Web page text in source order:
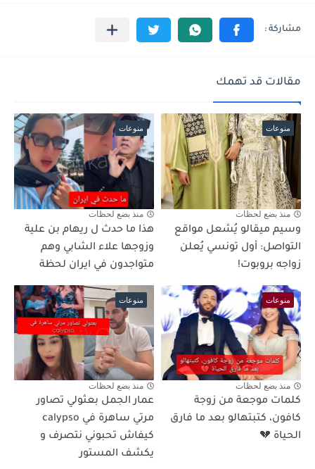
مقالات قد تهمك
منوعات
منذ بضع لحظات
وسيم ميقالو يُشعل مواقع
التواصل: أول تونسي يُعلن
زواجه بروبوت!
منوعات
منذ بضع لحظات
هذا ما حدث ل ريهام بن علية
وزوجها علاء الشابي وهم
متواجدون في ايران لحظة
منوعات
منذ بضع لحظات
كلمات موجعة من زوجة
كافون، كتبتهالو بعد ما فارق
الحياة 💔
منوعات
منذ بضع لحظات
عمار الجمل بعثولي تصاور
مرتي ساهرة في calypso
كيفاش تحبوني نتصرف و
يكشف المستور